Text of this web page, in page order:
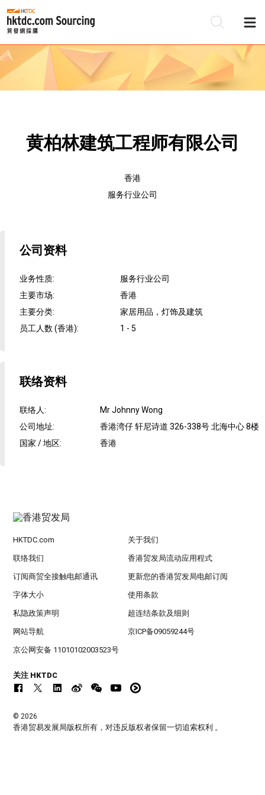
黄柏林建筑工程师有限公司
香港
服务行业公司
公司资料
业务性质:
服务行业公司
主要市场:
香港
主要分类:
家居用品，灯饰及建筑
员工人数 (香港): 1 - 5
联络资料
联络人:
Mr Johnny Wong
公司地址:
香港湾仔 轩尼诗道 326-338号 北海中心 8楼
国家 / 地区: 香港
HKTDC.com 关于我们
联络我们 香港贸发局流动应用程式
订阅商贸全接触电邮通讯 更新您的香港贸发局电邮订阅
字体大小 使用条款
私隐政策声明 超连结条款及细则
网站导航 京ICP备09059244号
京公网安备 11010102003523号
关注 HKTDC
© 2026
香港贸易发展局版权所有，对违反版权者保留一切追索权利 。